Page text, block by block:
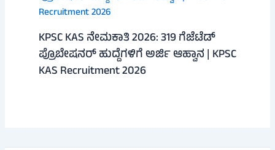
KPSC KAS ನೇಮಕಾತಿ 2026: 319 ಗೆಜೆಟೆಡ್
ಪ್ರೊಬೇಷನರ್ ಹುದ್ದೆಗಳಿಗೆ ಅರ್ಜಿ ಆಹ್ವಾನ | KPSC
KAS Recruitment 2026